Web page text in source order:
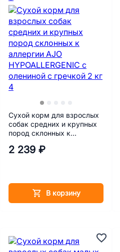
Сухой корм для взрослых
собак средних и крупных
пород склонных к
HYPOALLERGENIC с
2 239 ₽
В корзину